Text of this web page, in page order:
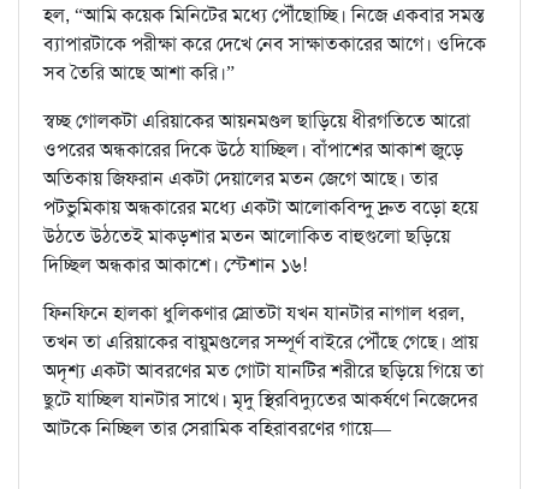
হল, “আমি কয়েক মিনিটের মধ্যে পৌঁছোচ্ছি। নিজে একবার সমস্ত
ব্যাপারটাকে পরীক্ষা করে দেখে নেব সাক্ষাতকারের আগে। ওদিকে
সব তৈরি আছে আশা করি।”
স্বচ্ছ গোলকটা এরিয়াকের আয়নমণ্ডল ছাড়িয়ে ধীরগতিতে আরো
ওপরের অন্ধকারের দিকে উঠে যাচ্ছিল। বাঁপাশের আকাশ জুড়ে
অতিকায় জিফরান একটা দেয়ালের মতন জেগে আছে। তার
পটভুমিকায় অন্ধকারের মধ্যে একটা আলোকবিন্দু দ্রুত বড়ো হয়ে
উঠতে উঠতেই মাকড়শার মতন আলোকিত বাহুগুলো ছড়িয়ে
দিচ্ছিল অন্ধকার আকাশে। স্টেশান ১৬!
ফিনফিনে হালকা ধুলিকণার স্রোতটা যখন যানটার নাগাল ধরল,
তখন তা এরিয়াকের বায়ুমণ্ডলের সম্পূর্ণ বাইরে পৌঁছে গেছে। প্রায়
অদৃশ্য একটা আবরণের মত গোটা যানটির শরীরে ছড়িয়ে গিয়ে তা
ছুটে যাচ্ছিল যানটার সাথে। মৃদু স্থিরবিদ্যুতের আকর্ষণে নিজেদের
আটকে নিচ্ছিল তার সেরামিক বহিরাবরণের গায়ে—